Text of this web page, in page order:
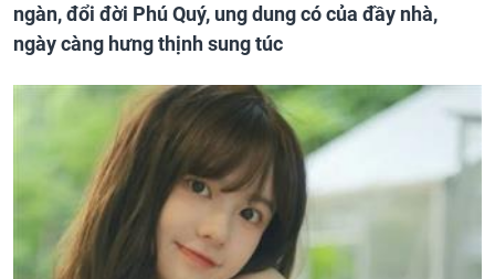
ngàn, đổi đời Phú Quý, ung dung có của đầy nhà,
ngày càng hưng thịnh sung túc